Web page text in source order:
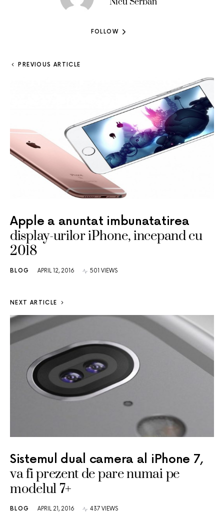
Nicu Serban
FOLLOW
PREVIOUS ARTICLE
Apple a anuntat imbunatatirea
display-urilor iPhone, incepand cu
2018
BLOG APRIL 12, 2016 501 VIEWS
NEXT ARTICLE
Sistemul dual camera al iPhone 7,
va fi prezent de pare numai pe
modelul 7+
BLOG APRIL 21, 2016 437 VIEWS